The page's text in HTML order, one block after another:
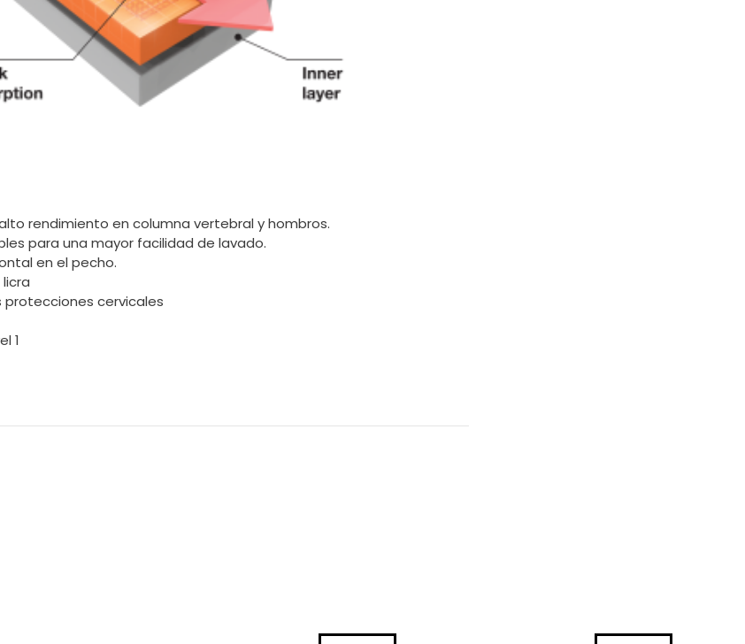
rendimiento en columna vertebral y hombros.
para una mayor facilidad de lavado.
en el pecho.
cervicales
1